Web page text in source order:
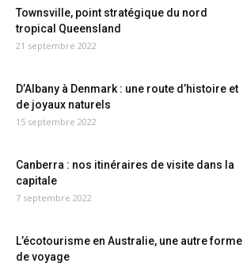
Townsville, point stratégique du nord
tropical Queensland
21 septembre 2022
D’Albany à Denmark : une route d’histoire et
de joyaux naturels
15 septembre 2022
Canberra : nos itinéraires de visite dans la
capitale
7 septembre 2022
L’écotourisme en Australie, une autre forme
de voyage